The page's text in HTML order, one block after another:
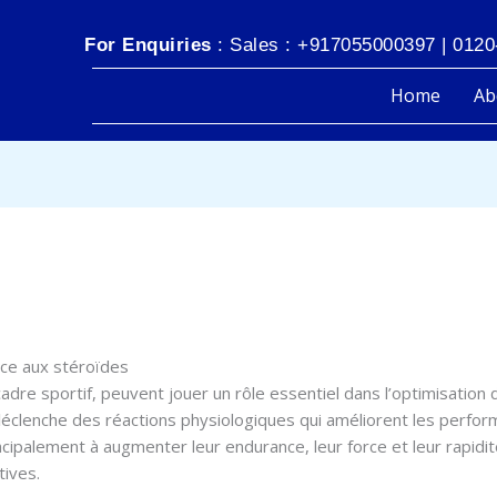
For Enquiries : Sales : +917055000397 |
Home
aux stéroïdes
sportif, peuvent jouer un rôle essentiel dans l’optimisation
des réactions physiologiques qui améliorent les
à augmenter leur endurance, leur force et leur